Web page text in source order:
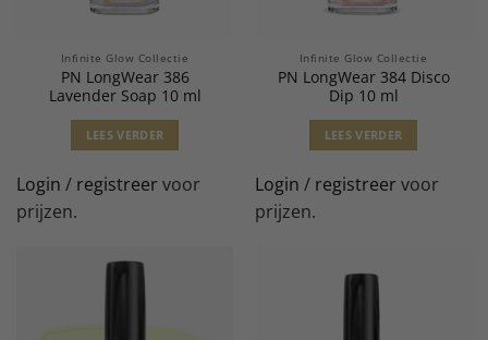
Infinite Glow Collectie
PN LongWear 386
Lavender Soap 10 ml
LEES VERDER
Login / registreer voor
prijzen.
Infinite Glow Collectie
PN LongWear 384 Disco
Dip 10 ml
LEES VERDER
Login / registreer voor
prijzen.